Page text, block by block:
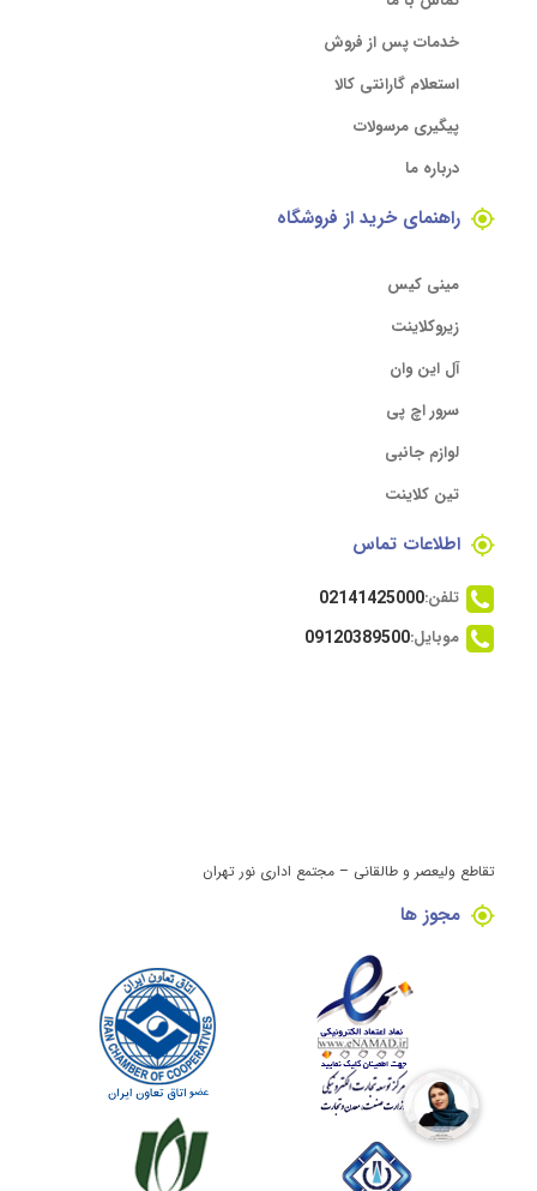
خدمات پس از فروش
استعلام گارانتی کالا
پیگیری مرسولات
درباره ما
راهنمای خرید از فروشگاه
مینی کیس
زیروکلاینت
آل این وان
سرور اچ پی
لوازم جانبی
تین کلاینت
اطلاعات تماس
تلفن:02141425000
موبایل:09120389500
تقاطع ولیعصر و طالقانی – مجتمع اداری نور تهران
مجوز ها